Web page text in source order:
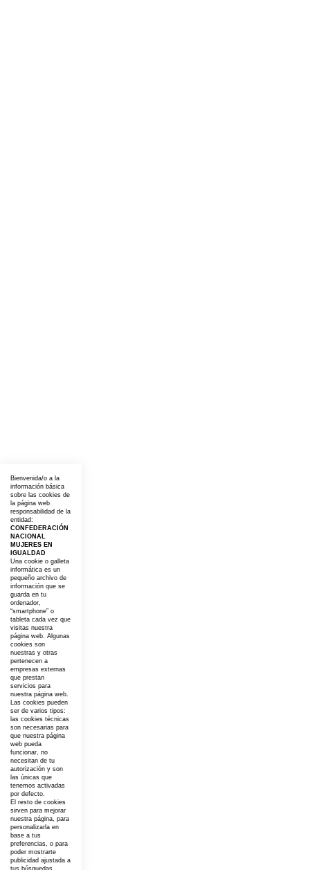
Bienvenida/o a la
información básica
sobre las cookies de
la página web
responsabilidad de la
entidad:
CONFEDERACIÓN
NACIONAL
MUJERES EN
IGUALDAD
Una cookie o galleta
informática es un
pequeño archivo de
información que se
guarda en tu
ordenador,
“smartphone” o
tableta cada vez que
visitas nuestra
página web. Algunas
cookies son
nuestras y otras
pertenecen a
empresas externas
que prestan
servicios para
nuestra página web.
Las cookies pueden
ser de varios tipos:
las cookies técnicas
son necesarias para
que nuestra página
web pueda
funcionar, no
necesitan de tu
autorización y son
las únicas que
tenemos activadas
por defecto.
El resto de cookies
sirven para mejorar
nuestra página, para
personalizarla en
base a tus
preferencias, o para
poder mostrarte
publicidad ajustada a
tus búsquedas,